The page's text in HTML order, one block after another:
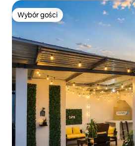
Wybór gości
Wybór gości